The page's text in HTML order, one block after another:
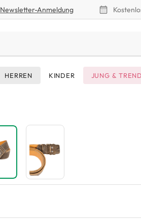
Newsletter-Anmeldung
HERREN KINDER JUNG &